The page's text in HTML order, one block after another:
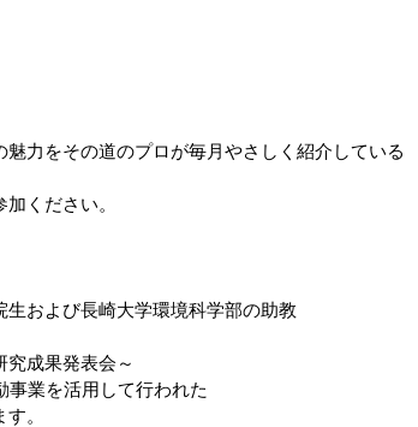
力をその道のプロが毎月やさしく紹介している
ください。
および長崎大学環境科学部の助教
成果発表会～
業を活用して行われた
。